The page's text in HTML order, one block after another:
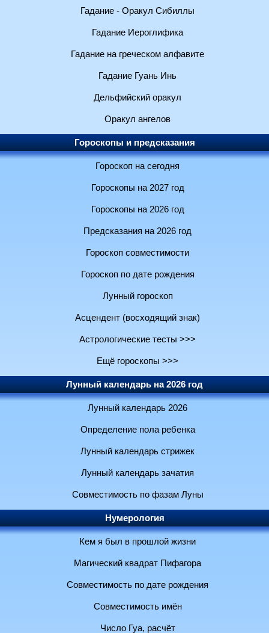
Гадание - Оракул Сибиллы
Гадание Иероглифика
Гадание на греческом алфавите
Гадание Гуань Инь
Дельфийский оракул
Оракул ангелов
Гороскопы и предсказания
Гороскоп на сегодня
Гороскопы на 2027 год
Гороскопы на 2026 год
Предсказания на 2026 год
Гороскоп совместимости
Гороскоп по дате рождения
Лунный гороскоп
Асцендент (восходящий знак)
Астрологические тесты >>>
Ещё гороскопы >>>
Лунный календарь на 2026 год
Лунный календарь 2026
Определение пола ребенка
Лунный календарь стрижек
Лунный календарь зачатия
Совместимость по фазам Луны
Нумерология
Кем я был в прошлой жизни
Магический квадрат Пифагора
Совместимость по дате рождения
Совместимость имён
Число Гуа, расчёт